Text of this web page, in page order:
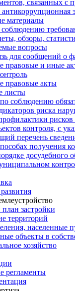
связанных с
материалы
обзоры,
вопросы
для сообщений о
правовые и иные
правовые акты
листы
соблюдению
риска
рисков
контроля, с
перечень
получения
досудебного
застройки
территорий
населенные
объекты в
хозяйство
регламенты